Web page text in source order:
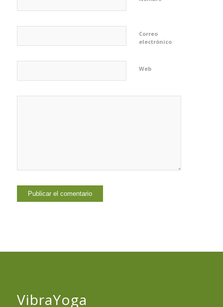
Correo
electrónico
Web
VibraYoga